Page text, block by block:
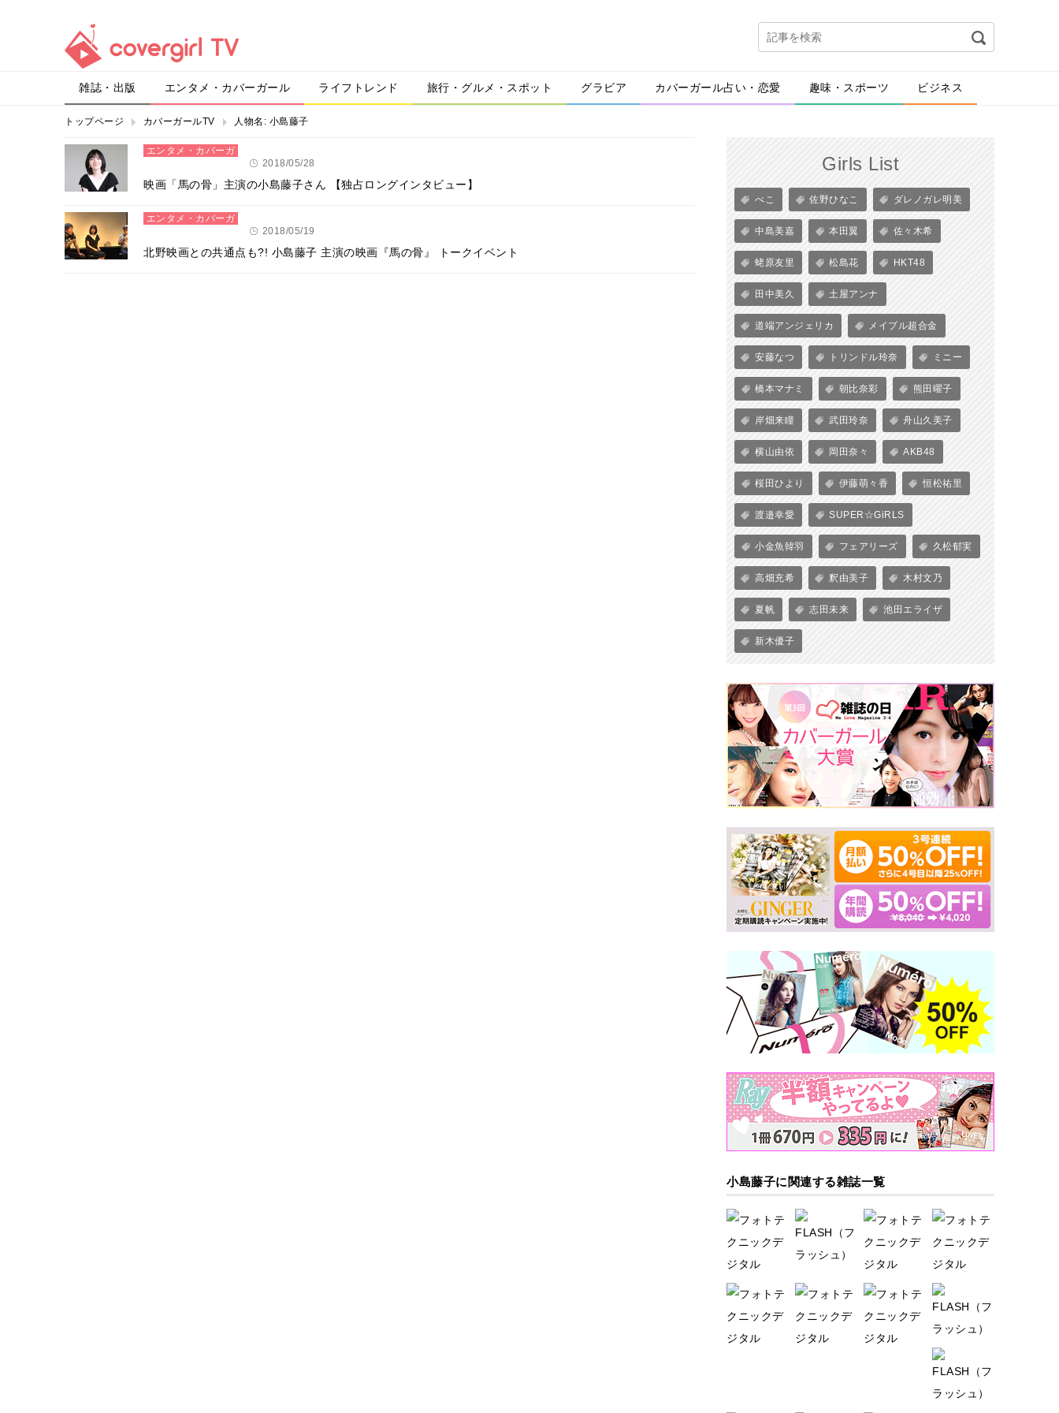
雑誌・出版 エンタメ・カバーガール ライフトレンド 旅行・グルメ・スポット グラビア カバーガール占い・恋愛 趣味・スポーツ ビジネス
トップページ カバーガールTV 人物名: 小島藤子
エンタメ・カバーガ
2018/05/28
映画「馬の骨」主演の小島藤子さん 【独占ロングインタビュー】
エンタメ・カバーガ
2018/05/19
北野映画との共通点も?! 小島藤子 主演の映画『馬の骨』 トークイベント
Girls List
ぺこ 佐野ひなこ ダレノガレ明美
中島美嘉 本田翼 佐々木希
蛯原友里 松島花 HKT48
田中美久 土屋アンナ
道端アンジェリカ メイプル超合金
安藤なつ トリンドル玲奈 ミニー
橋本マナミ 朝比奈彩 熊田曜子
岸畑来瞳 武田玲奈 舟山久美子
横山由依 岡田奈々 AKB48
桜田ひより 伊藤萌々香 恒松祐里
渡邉幸愛 SUPER☆GiRLS
小金魚韓羽 フェアリーズ 久松郁実
高畑充希 釈由美子 木村文乃
夏帆 志田未来 池田エライザ
新木優子
小島藤子に関連する雑誌一覧